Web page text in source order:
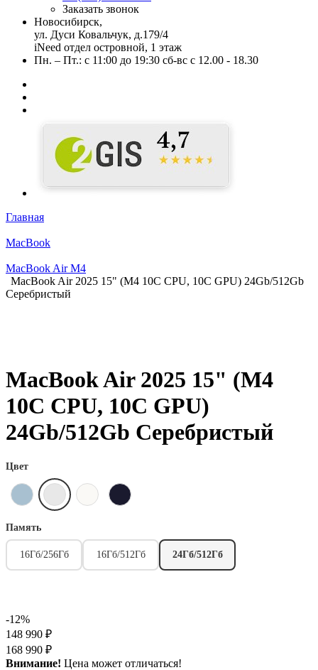
Заказать звонок
Новосибирск,
ул. Дуси Ковальчук, д.179/4
iNeed отдел островной, 1 этаж
Пн. – Пт.: с 11:00 до 19:30 сб-вс с 12.00 - 18.30
Главная
MacBook
MacBook Air M4
MacBook Air 2025 15" (М4 10C CPU, 10C GPU) 24Gb/512Gb
Серебристый
MacBook Air 2025 15" (М4
10C CPU, 10C GPU)
24Gb/512Gb Серебристый
Цвет
Память
16Гб/256Гб 16Гб/512Гб 24Гб/512Гб
-12%
148 990 ₽
168 990 ₽
Внимание! Цена может отличаться!